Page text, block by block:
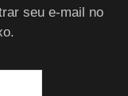
seu e-mail no